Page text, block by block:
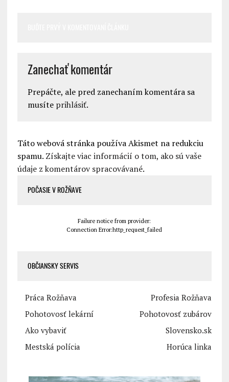
Zanechať komentár
Prepáčte, ale pred zanechaním komentára sa
musíte prihlásiť.
Táto webová stránka používa Akismet na redukciu
spamu. Získajte viac informácií o tom, ako sú vaše
údaje z komentárov spracovávané.
POČASIE V ROŽŇAVE
Failure notice from provider:
Connection Error:http_request_failed
OBČIANSKY SERVIS
Práca Rožňava
Profesia Rožňava
Pohotovosť lekární
Pohotovosť zubárov
Ako vybaviť
Slovensko.sk
Mestská polícia
Horúca linka